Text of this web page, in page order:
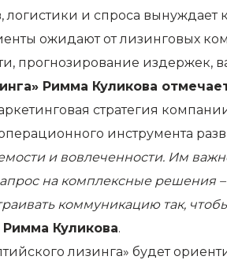
логистики и спроса
ожидают от лизинговых
прогнозирование издержек,
Римма Куликова
стратегия
инструмента
и вовлеченности. Им
на комплексные решения
коммуникацию так,
Куликова.
лизинга» будет